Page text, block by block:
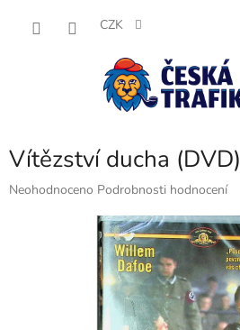
CZK
Vítězství ducha (DVD)
Průměrné
Neohodnoceno Podrobnosti hodnocení